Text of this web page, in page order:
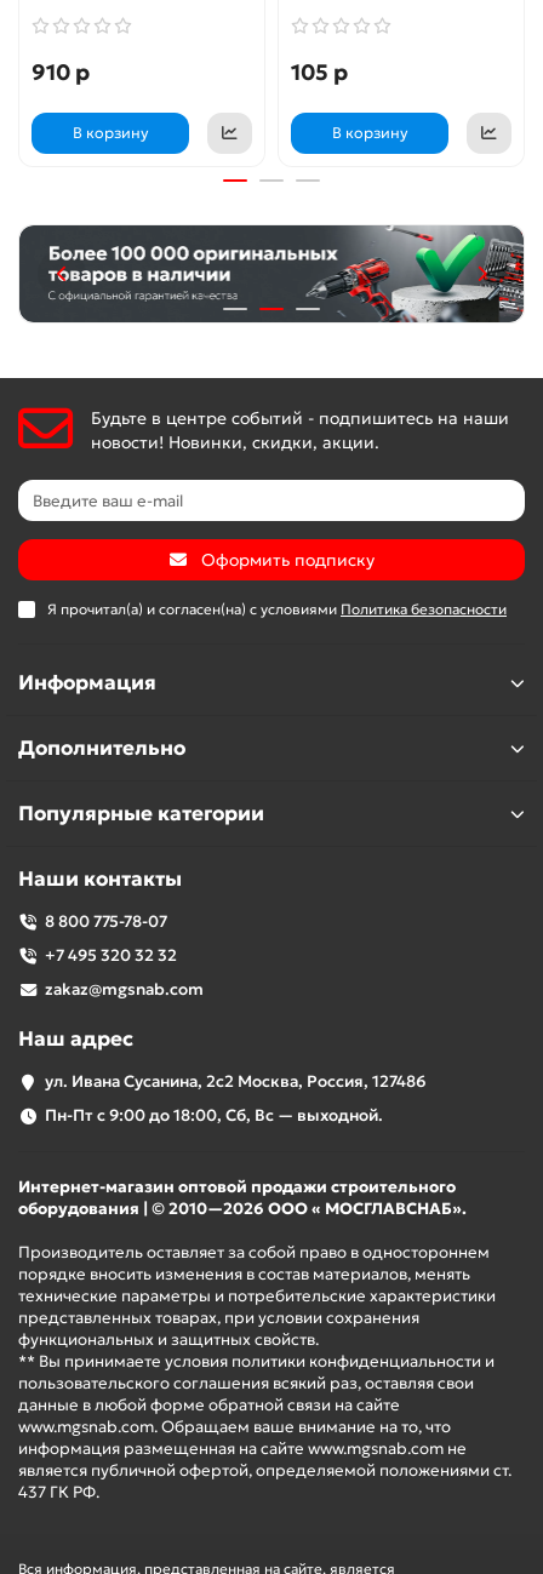
910 р
В корзину
105 р
В корзину
Вся информация, представленная на сайте, является
Будьте в центре событий - подпишитесь на наши
новости! Новинки, скидки, акции.
Оформить подписку
Я прочитал(а) и согласен(на) с условиями Политика безопасности
Информация
Дополнительно
Популярные категории
Наши контакты
8 800 775-78-07
+7 495 320 32 32
zakaz@mgsnab.com
Наш адрес
ул. Ивана Сусанина, 2с2 Москва, Россия, 127486
Пн-Пт с 9:00 до 18:00, Сб, Вс — выходной.
Интернет-магазин оптовой продажи строительного
оборудования | © 2010—2026 ООО « МОСГЛАВСНАБ».
Производитель оставляет за собой право в одностороннем
порядке вносить изменения в состав материалов, менять
технические параметры и потребительские характеристики
представленных товарах, при условии сохранения
функциональных и защитных свойств.
** Вы принимаете условия политики конфиденциальности и
пользовательского соглашения всякий раз, оставляя свои
данные в любой форме обратной связи на сайте
www.mgsnab.com. Обращаем ваше внимание на то, что
информация размещенная на сайте www.mgsnab.com не
является публичной офертой, определяемой положениями ст.
437 ГК РФ.